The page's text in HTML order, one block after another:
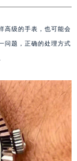
高级的手表，也可能会
问题，正确的处理方式